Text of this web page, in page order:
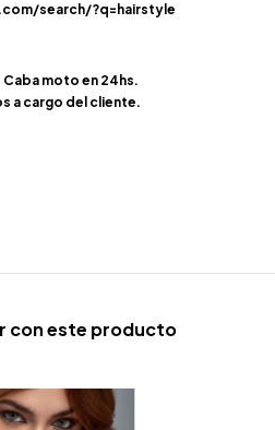
search/?q=hairstyle
Caba moto en 24hs.
a cargo del cliente.
con este producto